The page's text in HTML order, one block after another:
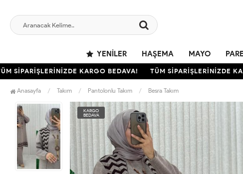
YENILER HAŞEMA MAYO
KARGO BEDAVA! TÜM SİPARİŞLERİNİZDE
Anasayfa Takım Pantolonlu Takım Besra Takım
KARGO
BEDAVA